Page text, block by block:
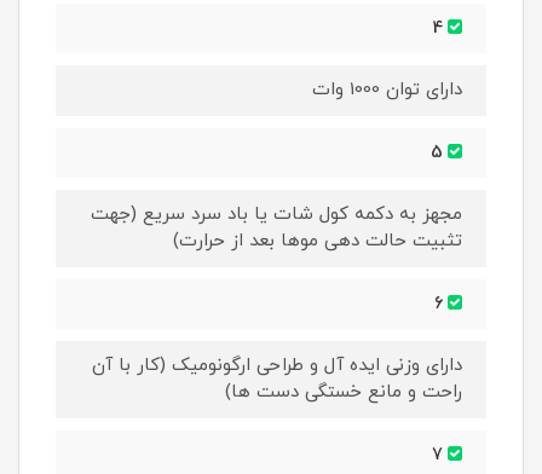
دارای توان 1000 وات
مجهز به دکمه کول شات یا باد سرد سریع (جهت
تثبیت حالت دهی موها بعد از حرارت)
دارای وزنی ایده آل و طراحی ارگونومیک (کار با آن
راحت و مانع خستگی دست ها)